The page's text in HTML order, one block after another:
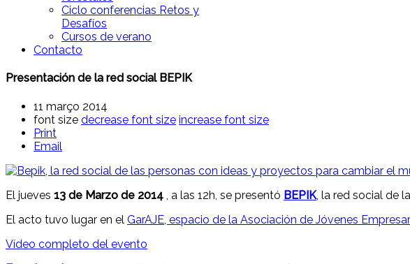
Ciclo conferencias Retos y
Desafíos
Cursos de verano
Contacto
Presentación de la red social BEPIK
11 março 2014
font size decrease font size increase font size
Print
Email
El jueves 13 de Marzo de 2014 , a las 12h, se presentó BEPIK, la red social de
El acto tuvo lugar en el GarAJE, espacio de la Asociación de Jóvenes
Vídeo completo del evento